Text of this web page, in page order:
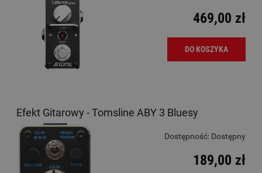
469,00 zł
DO KOSZYKA
Efekt Gitarowy - Tomsline ABY 3 Bluesy
Dostępność: Dostępny
189,00 zł